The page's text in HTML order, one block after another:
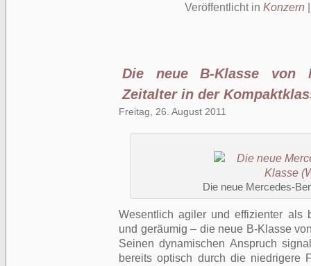
Veröffentlicht in Konzern
Die neue B-Klasse von
Zeitalter in der
Freitag, 26. August 2011
Die neue Mercedes-
Wesentlich agiler und effizienter als
und geräumig – die neue B-Klasse
Seinen dynamischen Anspruch
bereits optisch durch die niedrigere